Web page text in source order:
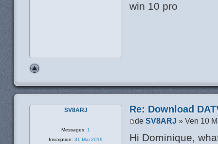
win 10 pro
Re: Download
deSV8ARJ » Ven 10
Hi Dominique,
SV8ARJ
Messages: 1
Inscription: 31 Mai 2019